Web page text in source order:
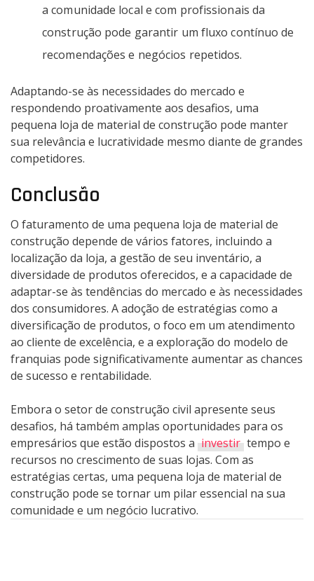
a comunidade local e com profissionais da
construção pode garantir um fluxo contínuo de
recomendações e negócios repetidos.
Adaptando-se às necessidades do mercado e
respondendo proativamente aos desafios, uma
pequena loja de material de construção pode manter
sua relevância e lucratividade mesmo diante de grandes
competidores.
Conclusão
O faturamento de uma pequena loja de material de
construção depende de vários fatores, incluindo a
localização da loja, a gestão de seu inventário, a
diversidade de produtos oferecidos, e a capacidade de
adaptar-se às tendências do mercado e às necessidades
dos consumidores. A adoção de estratégias como a
diversificação de produtos, o foco em um atendimento
ao cliente de excelência, e a exploração do modelo de
franquias pode significativamente aumentar as chances
de sucesso e rentabilidade.
Embora o setor de construção civil apresente seus
desafios, há também amplas oportunidades para os
empresários que estão dispostos a investir tempo e
recursos no crescimento de suas lojas. Com as
estratégias certas, uma pequena loja de material de
construção pode se tornar um pilar essencial na sua
comunidade e um negócio lucrativo.